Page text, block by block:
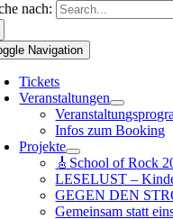
nach:
Navigation
Tickets
Veranstaltungen
Infos zum Booking
Projekte
🎸School of Rock
LESELUST –
GEGEN DEN
Gemeinsam statt